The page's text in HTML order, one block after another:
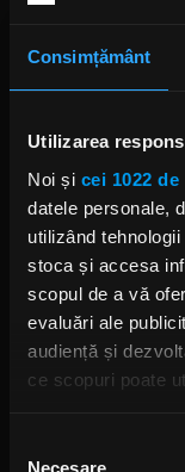
Consimțământ
Utilizarea
Noi și cei 1022
datele personale,
utilizând
stoca și accesa
scopul de a vă
evaluări ale
audiență și
ce scopuri poate
Necesare
să ascult apoi
să fie un
acea melodie
Foto: Getty